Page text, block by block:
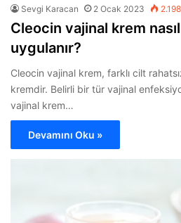
Sevgi Karacan 2 Ocak 2023 2.198
Cleocin vajinal krem
uygulanır?
Cleocin vajinal krem, farklı cilt
kremdir. Belirli bir tür vajinal
vajinal krem…
Devamını Oku »